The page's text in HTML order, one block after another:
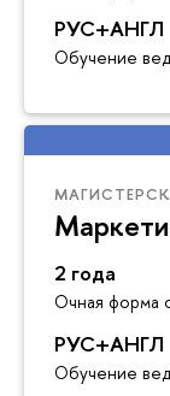
РУС+АНГЛ
Обучение
2 года
Очная форма
РУС+АНГЛ
Обучение